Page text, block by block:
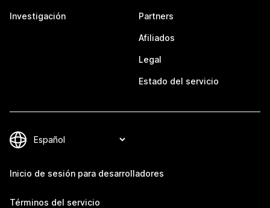
Investigación Partners
Afiliados
Legal
Estado del servicio
Inicio de sesión para desarrolladores
Términos del servicio